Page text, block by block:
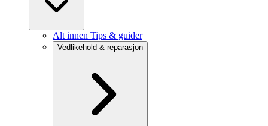
Alt innen Tips & guider
Vedlikehold & reparasjon